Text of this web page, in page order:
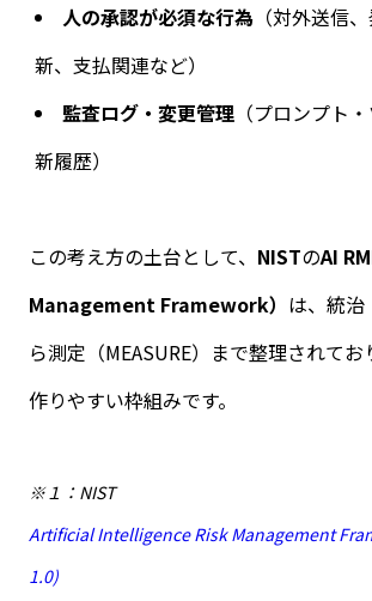
人の承認が必須な行為 （対外送信
新、支払関連など）
監査ログ・変更管理 （プロンプト
新履歴）
この考え方の土台として、 NISTのAI
Management Framework） は、統治
ら測定（MEASURE）まで整理されてお
作りやすい枠組みです。
※１：NIST
Artificial Intelligence Risk Management
1.0)